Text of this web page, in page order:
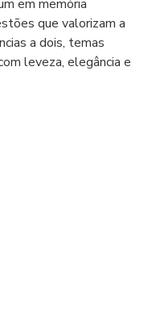
em memória
que valorizam a
a dois, temas
leveza, elegância e